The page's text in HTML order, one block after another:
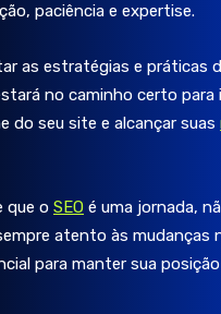
paciência e expertise.
as estratégias e práticas
no caminho certo para
do seu site e alcançar suas
que o SEO é uma jornada,
atento às mudanças
para manter sua